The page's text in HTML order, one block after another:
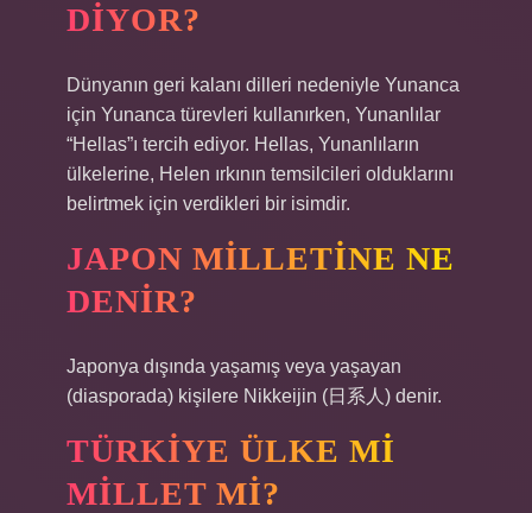
DIYOR?
Dünyanın geri kalanı dilleri nedeniyle Yunanca
için Yunanca türevleri kullanırken, Yunanlılar
“Hellas”ı tercih ediyor. Hellas, Yunanlıların
ülkelerine, Helen ırkının temsilcileri olduklarını
belirtmek için verdikleri bir isimdir.
JAPON MILLETINE NE
DENIR?
Japonya dışında yaşamış veya yaşayan
(diasporada) kişilere Nikkeijin (日系人) denir.
TÜRKIYE ÜLKE MI
MILLET MI?